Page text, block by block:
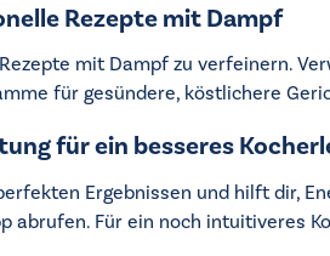
Rezepte mit Dampf
mit Dampf zu verfeinern.
für gesündere, köstlichere
für ein besseres
Ergebnissen und hilft dir,
Für ein noch intuitiveres